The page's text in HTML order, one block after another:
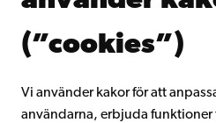
(”cookies”)
Vi använder kakor för att
användarna, erbjuda funktioner
Intranätet